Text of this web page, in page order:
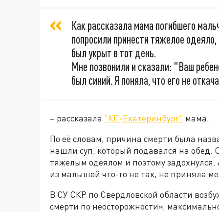
Как рассказала мама погибшего
попросили принести тяжелое
был укрыт в тот день.
Мне позвонили и сказали: "Ваш
был синий. Я поняла, что его не
– рассказала "КП-Екатеринбург" мама.
По её словам, причина смерти была
нашли суп, который подавался на обед.
тяжелым одеялом и поэтому
из малышей что-то не так, не приняла
В СУ СКР по Свердловской области
смерти по неосторожности»,